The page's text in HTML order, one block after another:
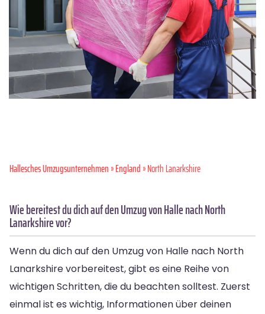
Hallesches Umzugsunternehmen»England» North Lanarkshire
Wie bereitest du dich auf den Umzug von Halle nach North
Lanarkshire vor?
Wenn du dich auf den Umzug von Halle nach North
Lanarkshire vorbereitest, gibt es eine Reihe von
wichtigen Schritten, die du beachten solltest. Zuerst
einmal ist es wichtig, Informationen über deinen